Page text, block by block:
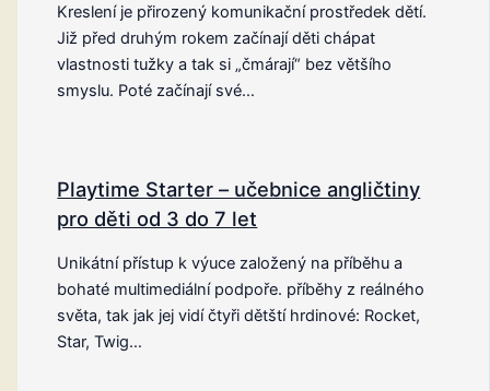
Kreslení je přirozený komunikační prostředek dětí.
Již před druhým rokem začínají děti chápat
vlastnosti tužky a tak si „čmárají“ bez většího
smyslu. Poté začínají své…
Playtime Starter – učebnice angličtiny
pro děti od 3 do 7 let
Unikátní přístup k výuce založený na příběhu a
bohaté multimediální podpoře. příběhy z reálného
světa, tak jak jej vidí čtyři dětští hrdinové: Rocket,
Star, Twig…